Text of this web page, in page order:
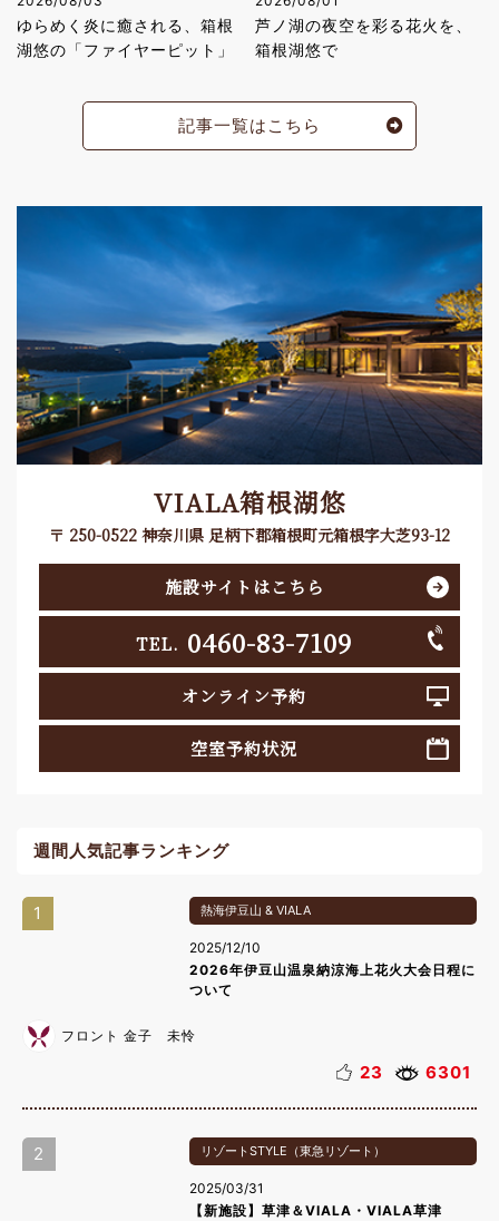
ゆらめく炎に癒される、箱根
湖悠の「ファイヤーピット」
芦ノ湖の夜空を彩る花火を、
箱根湖悠で
記事一覧はこちら
VIALA箱根湖悠
〒 250-0522 神奈川県 足柄下郡箱根町元箱根字大芝93-12
施設サイトはこちら
TEL. 0460-83-7109
オンライン予約
空室予約状況
週間人気記事ランキング
1 熱海伊豆山 & VIALA
2025/12/10
2026年伊豆山温泉納涼海上花火大会日程に
ついて
フロント 金子 未怜
23 6301
2 リゾートSTYLE（東急リゾート）
2025/03/31
【新施設】草津＆VIALA・VIALA草津